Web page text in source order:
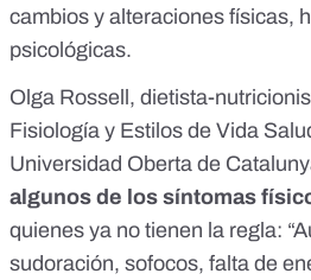
cambios y alteraciones físicas,
psicológicas.
Olga Rossell, dietista-
Fisiología y Estilos de Vida
Universidad Oberta de
algunos de los síntomas
quienes ya no tienen la regla:
sudoración, sofocos, falta de